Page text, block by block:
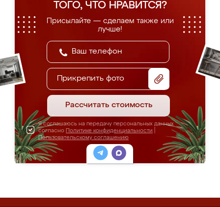
ТОГО, ЧТО НРАВИТСЯ?
Присылайте — сделаем также или
лучше!
Прикрепить фото
Рассчитать стоимость
Я соглашаюсь на передачу персональных данных
согласно Политике конфиденциальности
Пользовательскому соглашению